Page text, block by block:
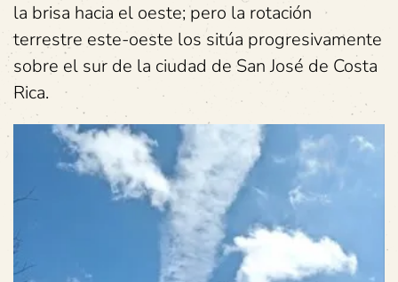
la brisa hacia el oeste; pero la rotación
terrestre este-oeste los sitúa progresivamente
sobre el sur de la ciudad de San José de Costa
Rica.